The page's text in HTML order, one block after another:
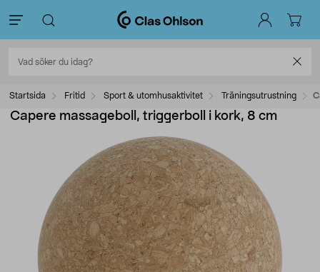
Startsida Fritid Sport & utomhusaktivitet Träningsutrustning
Capere massageboll, triggerboll i kork, 8 cm